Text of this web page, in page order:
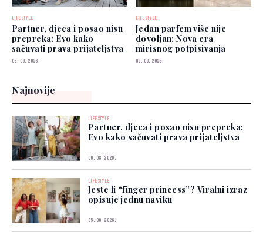
LIFESTYLE
Partner, djeca i posao nisu
prepreka: Evo kako
sačuvati prava prijateljstva
06. 08. 2026.
LIFESTYLE
Jedan parfem više nije
dovoljan: Nova era
mirisnog potpisivanja
03. 08. 2026.
Najnovije
LIFESTYLE
Partner, djeca i posao nisu prepreka:
Evo kako sačuvati prava prijateljstva
06. 08. 2026.
LIFESTYLE
Jeste li “finger princess”? Viralni izraz
opisuje jednu naviku
05. 08. 2026.